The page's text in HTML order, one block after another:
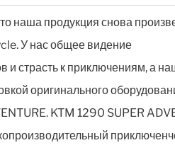
наша продукция снова
У нас общее видение
и страсть к приключениям, а
оригинального
KTM 1290 SUPER